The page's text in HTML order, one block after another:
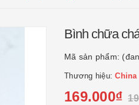
Bình chữa
Mã sản phẩm:
Thương hiệu:China
169.000₫